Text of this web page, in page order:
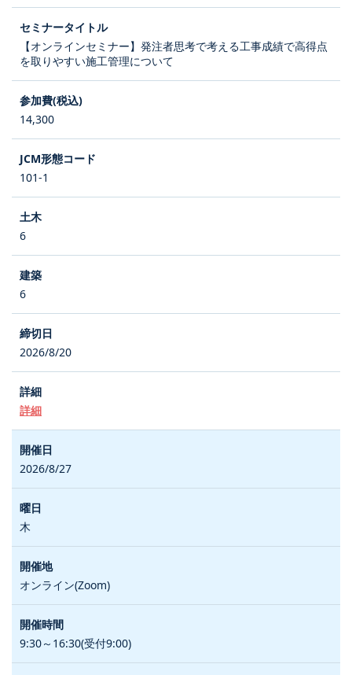
【オンラインセミナー】発注者思考で考える工事成績で高得点
を取りやすい施工管理について
14,300
101-1
6
6
2026/8/20
詳細
2026/8/27
木
オンライン(Zoom)
9:30～16:30(受付9:00)